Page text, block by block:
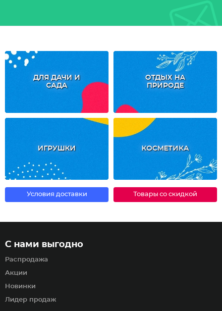
ДЛЯ ДАЧИ И
САДА
ОТДЫХ НА
ПРИРОДЕ
ИГРУШКИ КОСМЕТИКА
Условия доставки Товары со скидкой
С нами выгодно
Распродажа
Акции
Новинки
Лидер продаж